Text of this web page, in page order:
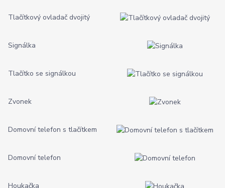
Tlačítkový ovladač dvojitý
Signálka
Tlačítko se signálkou
Zvonek
Domovní telefon s tlačítkem
Domovní telefon
Houkačka